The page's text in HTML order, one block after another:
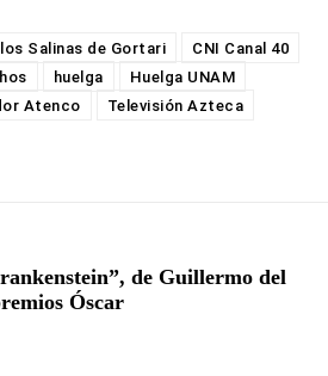
Salinas de Gortari
CNI Canal 40
huelga
Huelga UNAM
Atenco
Televisión Azteca
de Guillermo del
Óscar